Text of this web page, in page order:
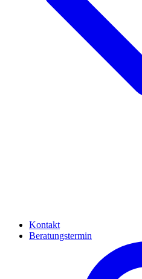
Kontakt
Beratungstermin